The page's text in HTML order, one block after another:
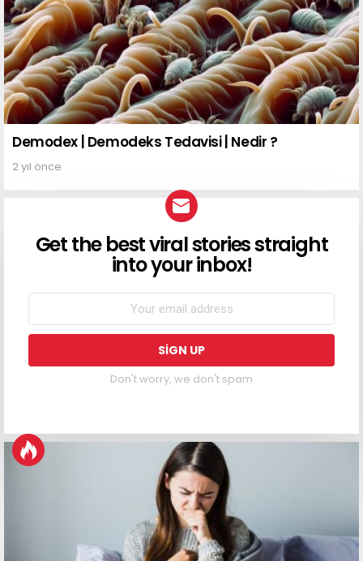
Demodex | Demodeks Tedavisi | Nedir ?
2 yıl önce
NEWSLETTER
Get the best viral stories straight
into your inbox!
Don't worry, we don't spam